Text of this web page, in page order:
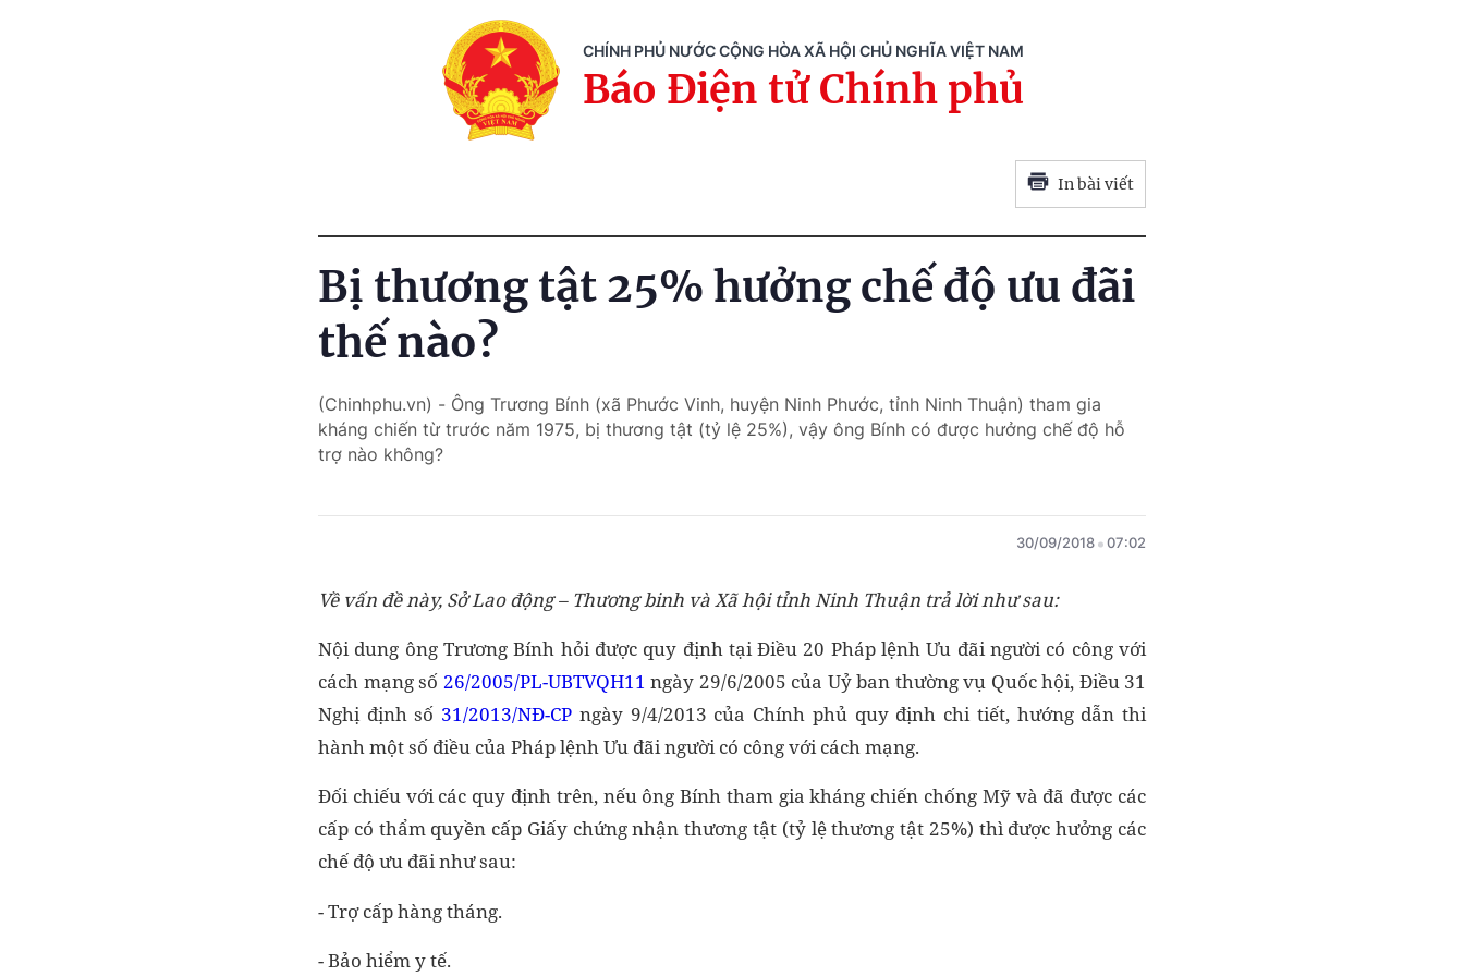
CHÍNH PHỦ NƯỚC CỘNG HÒA XÃ HỘI CHỦ NGHĨA VIỆT NAM
Báo Điện tử Chính phủ
In bài viết
Bị thương tật 25% hưởng chế độ ưu đãi
thế nào?
(Chinhphu.vn) - Ông Trương Bính (xã Phước Vinh, huyện Ninh Phước, tỉnh Ninh Thuận) tham gia
kháng chiến từ trước năm 1975, bị thương tật (tỷ lệ 25%), vậy ông Bính có được hưởng chế độ hỗ
trợ nào không?
30/09/2018 07:02
Về vấn đề này, Sở Lao động – Thương binh và Xã hội tỉnh Ninh Thuận trả lời như sau:
Nội dung ông Trương Bính hỏi được quy định tại Điều 20 Pháp lệnh Ưu đãi người có công với
cách mạng số 26/2005/PL-UBTVQH11 ngày 29/6/2005 của Uỷ ban thường vụ Quốc hội, Điều 31
Nghị định số 31/2013/NĐ-CP ngày 9/4/2013 của Chính phủ quy định chi tiết, hướng dẫn thi
hành một số điều của Pháp lệnh Ưu đãi người có công với cách mạng.
Đối chiếu với các quy định trên, nếu ông Bính tham gia kháng chiến chống Mỹ và đã được các
cấp có thẩm quyền cấp Giấy chứng nhận thương tật (tỷ lệ thương tật 25%) thì được hưởng các
chế độ ưu đãi như sau:
- Trợ cấp hàng tháng.
- Bảo hiểm y tế.